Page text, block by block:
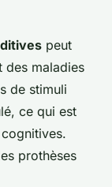
peut
des maladies
de stimuli
ce qui est
prothèses